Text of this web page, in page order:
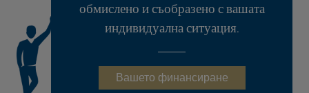
обмислено и съобразено с вашата
индивидуална ситуация.
Вашето финансиране